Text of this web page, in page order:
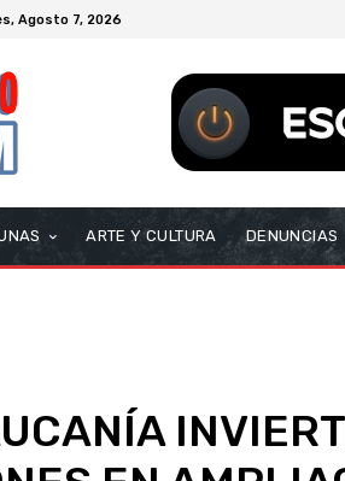
Agosto 7, 2026
ARTE Y CULTURA DENUNCIAS